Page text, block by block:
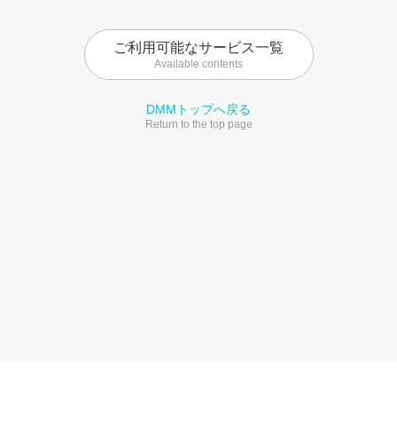
ご利用可能なサービス一覧
Available contents
DMMトップへ戻る
Return to the top page